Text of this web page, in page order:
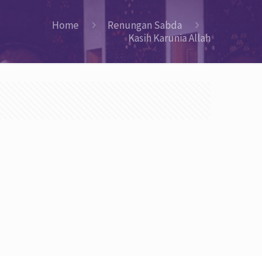
Home
Renungan Sabda
Kasih Karunia Allah